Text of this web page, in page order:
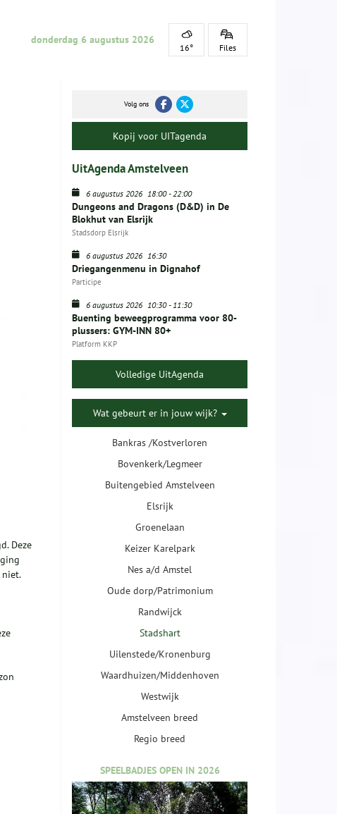
donderdag 6 augustus 2026
16° Files
Deze
niet.
Volg ons
Kopij voor UITagenda
UitAgenda Amstelveen
6 augustus 2026 18:00-22:00
Dungeons and Dragons (D&D) in De
Blokhut van Elsrijk
Stadsdorp Elsrijk
6 augustus 2026 16:30
Driegangenmenu in Dignahof
Participe
6 augustus 2026 10:30-11:30
Buenting beweegprogramma voor 80-
plussers: GYM-INN 80+
Platform KKP
Volledige UitAgenda
Wat gebeurt er in jouw wijk?
Bankras /Kostverloren
Bovenkerk/Legmeer
Buitengebied Amstelveen
Elsrijk
Groenelaan
Keizer Karelpark
Nes a/d Amstel
Oude dorp/Patrimonium
Randwijck
Stadshart
Uilenstede/Kronenburg
Waardhuizen/Middenhoven
Westwijk
Amstelveen breed
Regio breed
SPEELBADJES OPEN IN 2026